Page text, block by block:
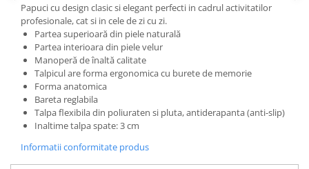
Papuci cu design clasic si elegant perfecti in cadrul activitatilor
profesionale, cat si in cele de zi cu zi.
Partea superioară din piele naturală
Partea interioara din piele velur
Manoperă de înaltă calitate
Talpicul are forma ergonomica cu burete de memorie
Forma anatomica
Bareta reglabila
Talpa flexibila din poliuraten si pluta, antiderapanta (anti-slip)
Inaltime talpa spate: 3 cm
Informatii conformitate produs